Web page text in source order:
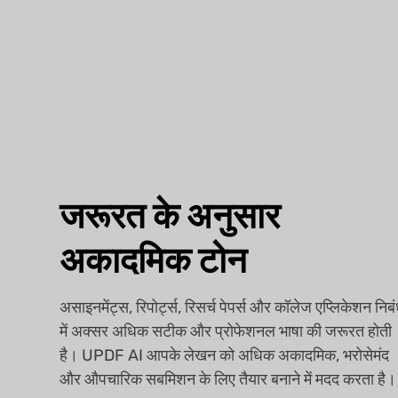
जरूरत के अनुसार
अकादमिक टोन
असाइनमेंट्स, रिपोर्ट्स, रिसर्च पेपर्स और कॉलेज एप्लिकेशन
में अक्सर अधिक सटीक और प्रोफेशनल भाषा की जरूरत होती
है। UPDF AI आपके लेखन को अधिक अकादमिक, भरोसेमंद
और औपचारिक सबमिशन के लिए तैयार बनाने में मदद करता है।